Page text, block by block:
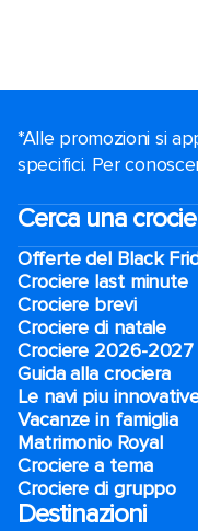
*Alle promozioni si
specifici. Per
Cerca una
Offerte del Black
Crociere last minute
Crociere brevi​
Crociere di natale​
Crociere 2026-2027
Guida alla crociera
Le navi piu
Vacanze in famiglia
Matrimonio Royal
Crociere a tema
Crociere di gruppo
Destinazioni